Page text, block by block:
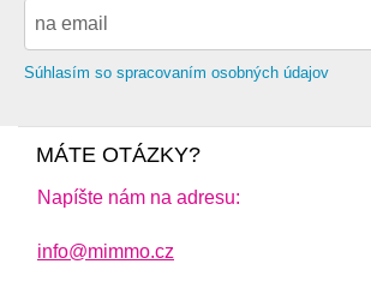
Súhlasím so spracovaním osobných údajov
MÁTE OTÁZKY?
Napíšte nám na adresu:
info@mimmo.cz